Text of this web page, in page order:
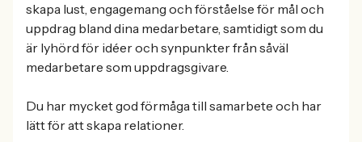
skapa lust, engagemang och förståelse för mål och
uppdrag bland dina medarbetare, samtidigt som du
är lyhörd för idéer och synpunkter från såväl
medarbetare som uppdragsgivare.
Du har mycket god förmåga till samarbete och har
lätt för att skapa relationer.